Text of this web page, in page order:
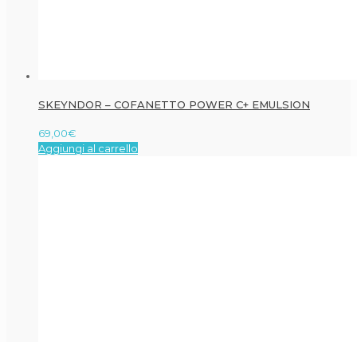
SKEYNDOR – COFANETTO POWER C+ EMULSION
69,00€
Aggiungi al carrello